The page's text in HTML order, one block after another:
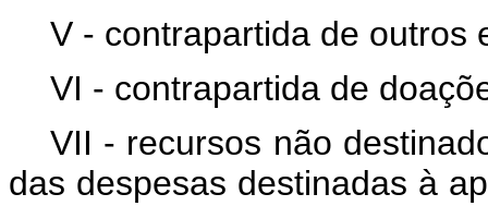
V - contrapartida de outros
VI - contrapartida de
VII - recursos não
das despesas destinadas à